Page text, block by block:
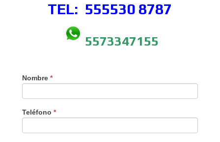
TEL: 555530 8787
5573347155
Nombre *
Teléfono *